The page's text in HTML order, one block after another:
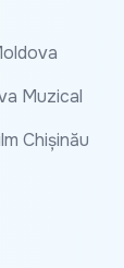
Muzical
Chișinău